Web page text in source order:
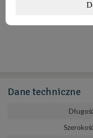
Dane techniczne